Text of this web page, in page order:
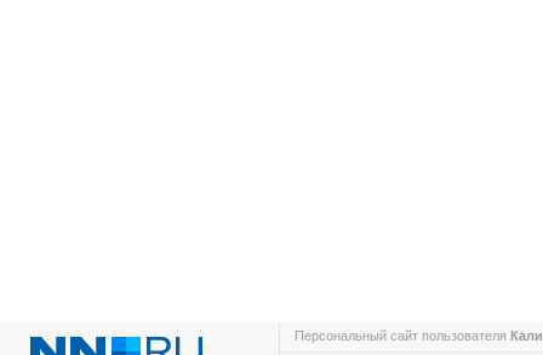
Персональный сайт пользователя